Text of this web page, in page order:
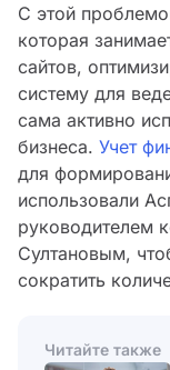
С этой
которая
сайтов,
систему для
cама активно
бизнеса. Учет
для
использовали
руководителем
Султановым,
сократить
Читайте также